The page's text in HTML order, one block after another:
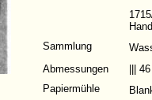
Sammlung
Abmessungen
|||
Papiermühle